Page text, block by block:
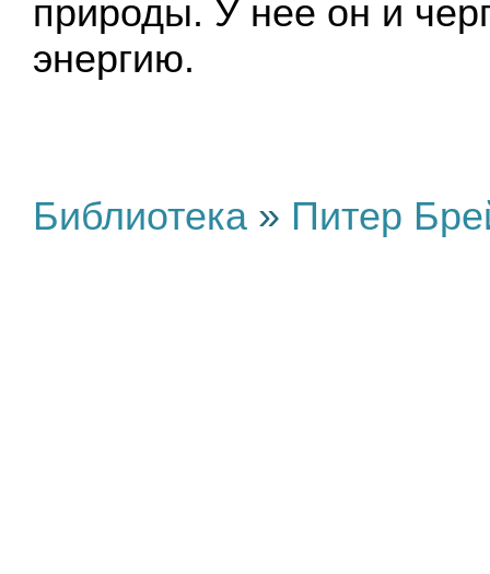
природы. У нее он и
энергию.
Библиотека » Питер